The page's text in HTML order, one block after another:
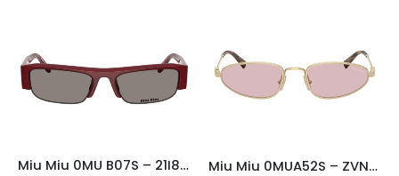
Miu Miu 0MU B07S – 21I80Q Miu Miu 0MUA52S – ZVN4I0